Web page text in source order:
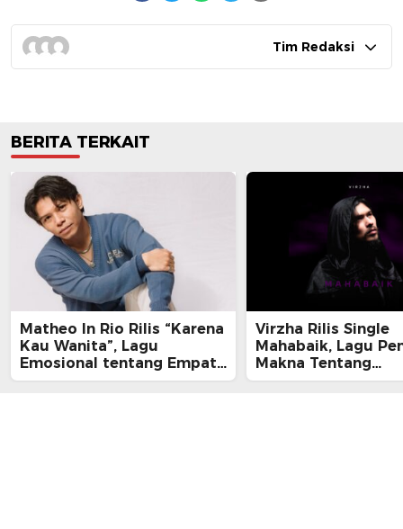
Tim Redaksi
BERITA TERKAIT
Matheo In Rio Rilis “Karena
Kau Wanita”, Lagu
Emosional tentang Empati
dan Kelelahan Perempuan
Virzha Rilis Single
Mahabaik, Lagu
Makna Tentang
Pengampunan dan